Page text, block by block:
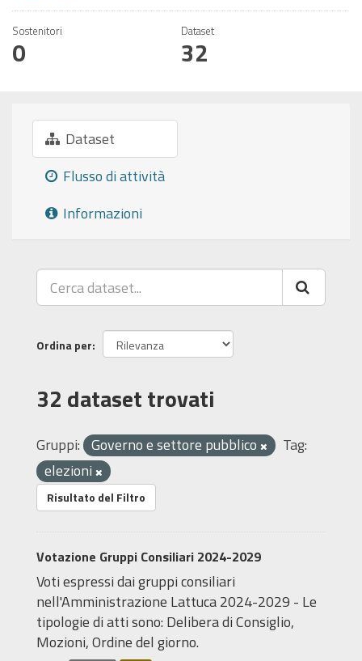
Sostenitori
0
Dataset
32
Dataset
Flusso di attività
Informazioni
Ordina per
32 dataset trovati
Gruppi: Governo e settore pubblico
Tag:
elezioni
Risultato del Filtro
Votazione Gruppi Consiliari 2024-2029
Voti espressi dai gruppi consiliari
nell'Amministrazione Lattuca 2024-2029 - Le
tipologie di atti sono: Delibera di Consiglio,
Mozioni, Ordine del giorno.